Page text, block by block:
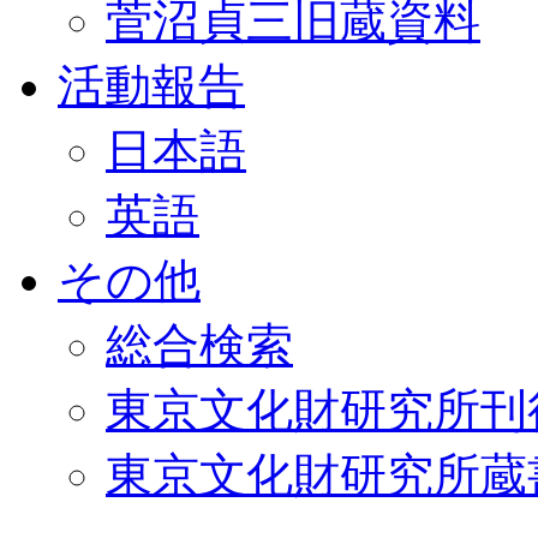
菅沼貞三旧蔵資料
活動報告
日本語
英語
その他
総合検索
東京文化財研究所
東京文化財研究所